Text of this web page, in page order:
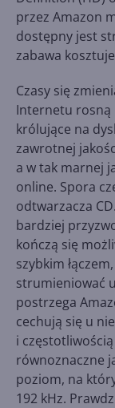
przez Amazon
dostępny jest
zabawa
Czasy się
Internetu rosną
królujące na
zawrotnej
a w tak marnej
online. Spora
odtwarzacza
bardziej
kończą się
szybkim
strumieniować
postrzega
cechują się u
i
równoznaczne
poziom, na
192 kHz.